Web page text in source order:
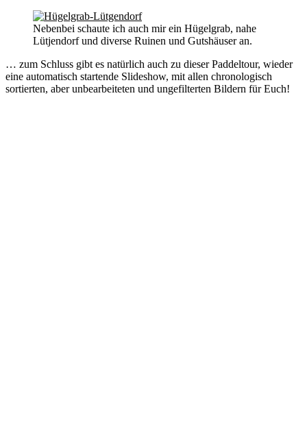
Nebenbei schaute ich auch mir ein Hügelgrab, nahe
Lütjendorf und diverse Ruinen und Gutshäuser an.
… zum Schluss gibt es natürlich auch zu dieser Paddeltour, wieder
eine automatisch startende Slideshow, mit allen chronologisch
sortierten, aber unbearbeiteten und ungefilterten Bildern für Euch!